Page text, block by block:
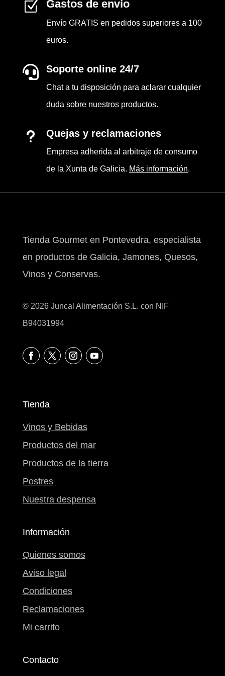
Z Gastos de envío
Envío GRATIS en pedidos superiores a 100
euros.
 Soporte online 24/7
Chat a tu disposición para aclarar cualquier
duda sobre nuestros productos.
u Quejas y reclamaciones
Empresa adherida al arbitraje de consumo
de la Xunta de Galicia. Más información.
Tienda Gourmet en Pontevedra, especialista
en productos de Galicia, Jamones, Quesos,
Vinos y Conservas.
© 2026 Juncal Alimentación S.L. con NIF
B94031994
Tienda
Vinos y Bebidas
Productos del mar
Productos de la tierra
Postres
Nuestra despensa
Información
Quienes somos
Aviso legal
Condiciones
Reclamaciones
Mi carrito
Contacto